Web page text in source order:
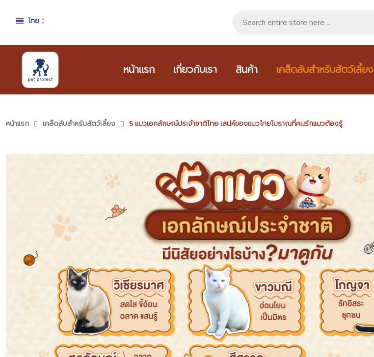
ไทย
หน้าแรก เกี่ยวกับเรา สินค้า เคล็ดลับสำหรับสัตว์เลี้ยง
หน้าแรก เคล็ดลับสำหรับสัตว์เลี้ยง 5 แมวเอกลักษณ์ประจำชาติไทย เสน่ห์ของแมวไทยโบราณที่คนรักแมวต้องรู้